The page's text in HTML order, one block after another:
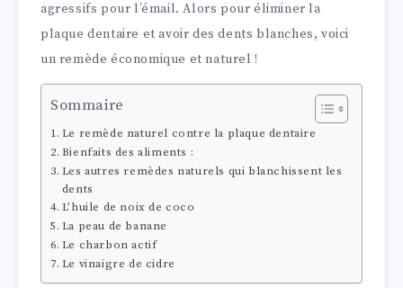
agressifs pour l’émail. Alors pour éliminer la
plaque dentaire et avoir des dents blanches, voici
un remède économique et naturel !
Sommaire
Le remède naturel contre la plaque dentaire
Bienfaits des aliments :
Les autres remèdes naturels qui blanchissent les
dents
L’huile de noix de coco
La peau de banane
Le charbon actif
Le vinaigre de cidre